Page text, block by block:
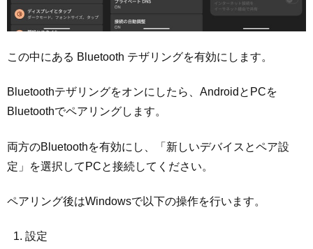
この中にある Bluetooth テザリングを有効にします。
Bluetoothテザリングをオンにしたら、AndroidとPCを
Bluetoothでペアリングします。
両方のBluetoothを有効にし、「新しいデバイスとペア設
定」を選択してPCと接続してください。
ペアリング後はWindowsで以下の操作を行います。
設定